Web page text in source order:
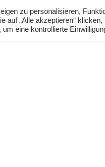
Startseite Forum
zu personalisieren,
auf „Alle akzeptieren“
eine kontrollierte